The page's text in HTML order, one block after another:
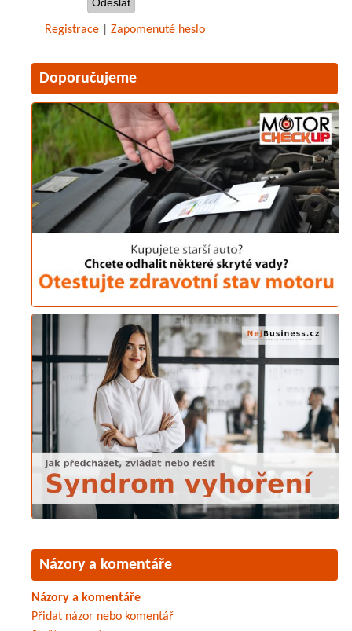
Registrace Zapomenuté heslo
Doporučujeme
Názory a komentáře
Názory a komentáře
Přidat názor nebo komentář